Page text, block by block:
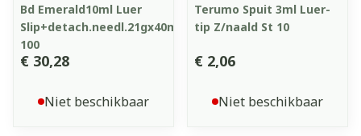
Bd Emerald10ml Luer
Slip+detach.needl.21gx40mm
100
€ 30,28
Niet beschikbaar
Terumo Spuit 3ml Luer-
tip Z/naald St 10
€ 2,06
Niet beschikbaar